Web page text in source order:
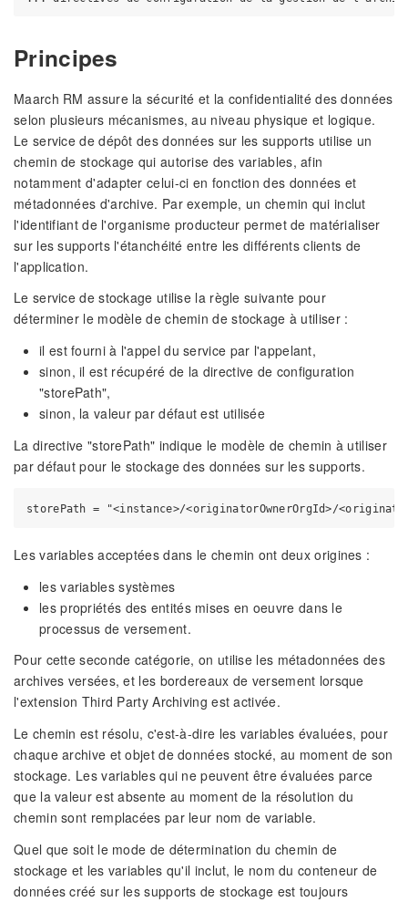
Principes
Maarch RM assure la sécurité et la confidentialité des données
selon plusieurs mécanismes, au niveau physique et logique.
Le service de dépôt des données sur les supports utilise un
chemin de stockage qui autorise des variables, afin
notamment d'adapter celui-ci en fonction des données et
métadonnées d'archive. Par exemple, un chemin qui inclut
l'identifiant de l'organisme producteur permet de matérialiser
sur les supports l'étanchéité entre les différents clients de
l'application.
Le service de stockage utilise la règle suivante pour
déterminer le modèle de chemin de stockage à utiliser :
il est fourni à l'appel du service par l'appelant,
sinon, il est récupéré de la directive de configuration
"storePath",
sinon, la valeur par défaut est utilisée
La directive "storePath" indique le modèle de chemin à utiliser
par défaut pour le stockage des données sur les supports.
Les variables acceptées dans le chemin ont deux origines :
les variables systèmes
les propriétés des entités mises en oeuvre dans le
processus de versement.
Pour cette seconde catégorie, on utilise les métadonnées des
archives versées, et les bordereaux de versement lorsque
l'extension Third Party Archiving est activée.
Le chemin est résolu, c'est-à-dire les variables évaluées, pour
chaque archive et objet de données stocké, au moment de son
stockage. Les variables qui ne peuvent être évaluées parce
que la valeur est absente au moment de la résolution du
chemin sont remplacées par leur nom de variable.
Quel que soit le mode de détermination du chemin de
stockage et les variables qu'il inclut, le nom du conteneur de
données créé sur les supports de stockage est toujours